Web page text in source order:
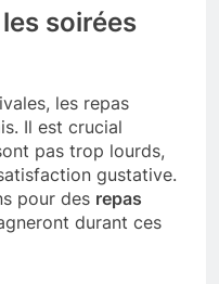
soirées
les repas
Il est crucial
pas trop lourds,
gustative.
pour des repas
durant ces